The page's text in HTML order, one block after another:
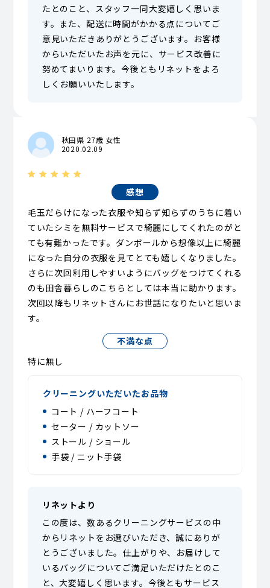
たとのこと、スタッフ一同大変嬉しく思いま
す。また、配送に時間がかかる点についてご
意見いただきありがとうございます。お客様
からいただいたお声を元に、サービス改善に
努めてまいります。今後ともリネットをよろ
しくお願いいたします。
秋田県 27歳 女性
2020.02.09
感想
毛玉だらけになった衣服や知らず知らずのうちに着い
ていたシミを無料サービスで綺麗にしてくれたのがと
ても有難かったです。ダンボールから想像以上に綺麗
になった自分の衣服を見てとても嬉しくなりました。
さらに次回利用しやすいようにバッグをつけてくれる
のも田舎暮らしのこちらとしては本当に助かります。
次回以降もリネットさんにお世話になりたいと思いま
す。
不満な点
特に無し
クリーニングいただいたお品物
コート / ハーフコート
セーター / カットソー
ストール / ショール
手袋 / ニット手袋
リネットより
この度は、数あるクリーニングサービスの中
からリネットをお選びいただき、誠にありが
とうございました。仕上がりや、お届けして
いるバッグについてご満足いただけたとのこ
と、大変嬉しく思います。今後ともサービス